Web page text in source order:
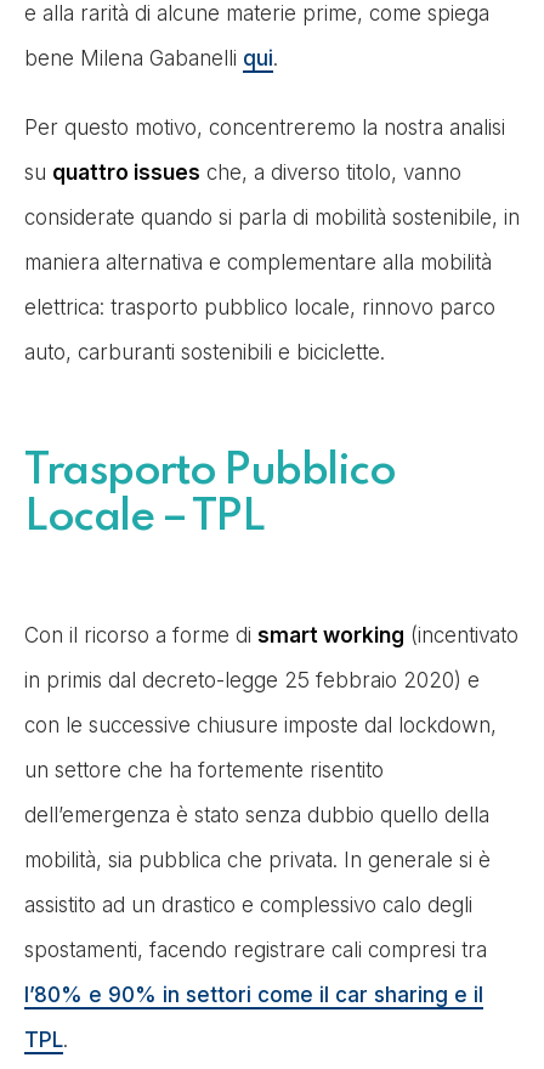
e alla rarità di alcune materie prime, come spiega
bene Milena Gabanelli qui.
Per questo motivo, concentreremo la nostra analisi
su quattro issues che, a diverso titolo, vanno
considerate quando si parla di mobilità sostenibile, in
maniera alternativa e complementare alla mobilità
elettrica: trasporto pubblico locale, rinnovo parco
auto, carburanti sostenibili e biciclette.
Trasporto Pubblico
Locale – TPL
Con il ricorso a forme di smart working (incentivato
in primis dal decreto-legge 25 febbraio 2020) e
con le successive chiusure imposte dal lockdown,
un settore che ha fortemente risentito
dell’emergenza è stato senza dubbio quello della
mobilità, sia pubblica che privata. In generale si è
assistito ad un drastico e complessivo calo degli
spostamenti, facendo registrare cali compresi tra
l’80% e 90% in settori come il car sharing e il
TPL.